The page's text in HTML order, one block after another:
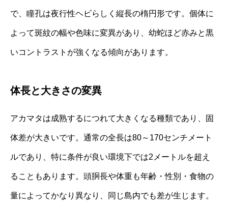
で、瞳孔は夜行性ヘビらしく縦長の楕円形です。個体に
よって斑紋の幅や色味に変異があり、幼蛇ほど赤みと黒
いコントラストが強くなる傾向があります。
体長と大きさの変異
アカマタは成熟するにつれて大きくなる種類であり、固
体差が大きいです。通常の全長は80～170センチメート
ルであり、特に条件が良い環境下では2メートルを超え
ることもあります。頭胴長や体重も年齢・性別・食物の
量によってかなり異なり、同じ島内でも差が生じます。